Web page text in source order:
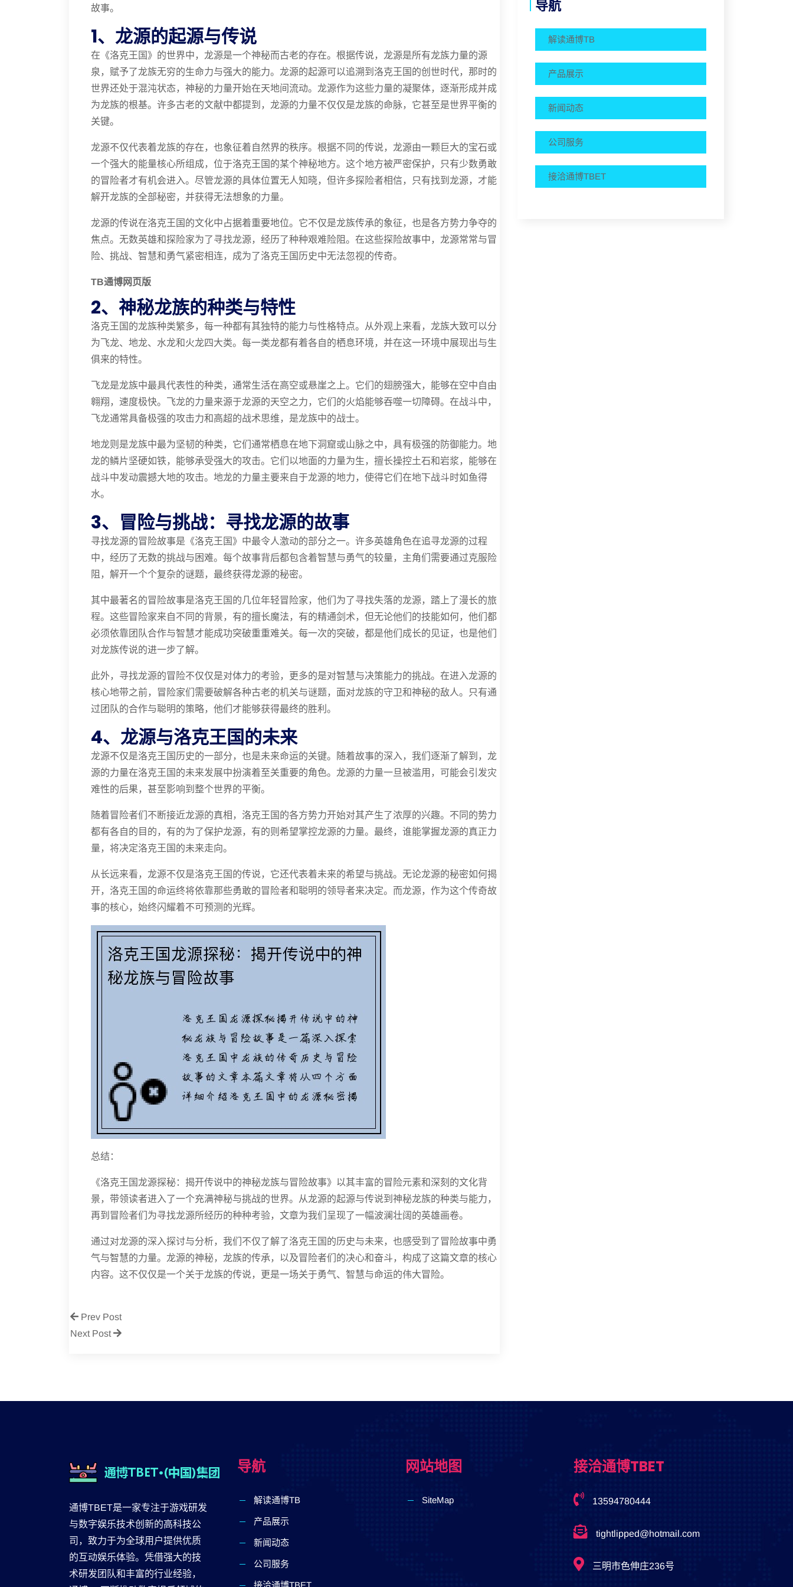
故事。
1、龙源的起源与传说
在《洛克王国》的世界中，龙源是一个神秘而古老的存在。根据传说，龙源是所有龙族力量的源
泉，赋予了龙族无穷的生命力与强大的能力。龙源的起源可以追溯到洛克王国的创世时代，那时的
世界还处于混沌状态，神秘的力量开始在天地间流动。龙源作为这些力量的凝聚体，逐渐形成并成
为龙族的根基。许多古老的文献中都提到，龙源的力量不仅仅是龙族的命脉，它甚至是世界平衡的
关键。
龙源不仅代表着龙族的存在，也象征着自然界的秩序。根据不同的传说，龙源由一颗巨大的宝石或
一个强大的能量核心所组成，位于洛克王国的某个神秘地方。这个地方被严密保护，只有少数勇敢
的冒险者才有机会进入。尽管龙源的具体位置无人知晓，但许多探险者相信，只有找到龙源，才能
解开龙族的全部秘密，并获得无法想象的力量。
龙源的传说在洛克王国的文化中占据着重要地位。它不仅是龙族传承的象征，也是各方势力争夺的
焦点。无数英雄和探险家为了寻找龙源，经历了种种艰难险阻。在这些探险故事中，龙源常常与冒
险、挑战、智慧和勇气紧密相连，成为了洛克王国历史中无法忽视的传奇。
TB通博网页版
2、神秘龙族的种类与特性
洛克王国的龙族种类繁多，每一种都有其独特的能力与性格特点。从外观上来看，龙族大致可以分
为飞龙、地龙、水龙和火龙四大类。每一类龙都有着各自的栖息环境，并在这一环境中展现出与生
俱来的特性。
飞龙是龙族中最具代表性的种类，通常生活在高空或悬崖之上。它们的翅膀强大，能够在空中自由
翱翔，速度极快。飞龙的力量来源于龙源的天空之力，它们的火焰能够吞噬一切障碍。在战斗中，
飞龙通常具备极强的攻击力和高超的战术思维，是龙族中的战士。
地龙则是龙族中最为坚韧的种类，它们通常栖息在地下洞窟或山脉之中，具有极强的防御能力。地
龙的鳞片坚硬如铁，能够承受强大的攻击。它们以地面的力量为生，擅长操控土石和岩浆，能够在
战斗中发动震撼大地的攻击。地龙的力量主要来自于龙源的地力，使得它们在地下战斗时如鱼得
水。
3、冒险与挑战：寻找龙源的故事
寻找龙源的冒险故事是《洛克王国》中最令人激动的部分之一。许多英雄角色在追寻龙源的过程
中，经历了无数的挑战与困难。每个故事背后都包含着智慧与勇气的较量，主角们需要通过克服险
阻，解开一个个复杂的谜题，最终获得龙源的秘密。
其中最著名的冒险故事是洛克王国的几位年轻冒险家，他们为了寻找失落的龙源，踏上了漫长的旅
程。这些冒险家来自不同的背景，有的擅长魔法，有的精通剑术，但无论他们的技能如何，他们都
必须依靠团队合作与智慧才能成功突破重重难关。每一次的突破，都是他们成长的见证，也是他们
对龙族传说的进一步了解。
此外，寻找龙源的冒险不仅仅是对体力的考验，更多的是对智慧与决策能力的挑战。在进入龙源的
核心地带之前，冒险家们需要破解各种古老的机关与谜题，面对龙族的守卫和神秘的敌人。只有通
过团队的合作与聪明的策略，他们才能够获得最终的胜利。
4、龙源与洛克王国的未来
龙源不仅是洛克王国历史的一部分，也是未来命运的关键。随着故事的深入，我们逐渐了解到，龙
源的力量在洛克王国的未来发展中扮演着至关重要的角色。龙源的力量一旦被滥用，可能会引发灾
难性的后果，甚至影响到整个世界的平衡。
随着冒险者们不断接近龙源的真相，洛克王国的各方势力开始对其产生了浓厚的兴趣。不同的势力
都有各自的目的，有的为了保护龙源，有的则希望掌控龙源的力量。最终，谁能掌握龙源的真正力
量，将决定洛克王国的未来走向。
从长远来看，龙源不仅是洛克王国的传说，它还代表着未来的希望与挑战。无论龙源的秘密如何揭
开，洛克王国的命运终将依靠那些勇敢的冒险者和聪明的领导者来决定。而龙源，作为这个传奇故
事的核心，始终闪耀着不可预测的光辉。
总结：
《洛克王国龙源探秘：揭开传说中的神秘龙族与冒险故事》以其丰富的冒险元素和深刻的文化背
景，带领读者进入了一个充满神秘与挑战的世界。从龙源的起源与传说到神秘龙族的种类与能力，
再到冒险者们为寻找龙源所经历的种种考验，文章为我们呈现了一幅波澜壮阔的英雄画卷。
通过对龙源的深入探讨与分析，我们不仅了解了洛克王国的历史与未来，也感受到了冒险故事中勇
气与智慧的力量。龙源的神秘，龙族的传承，以及冒险者们的决心和奋斗，构成了这篇文章的核心
内容。这不仅仅是一个关于龙族的传说，更是一场关于勇气、智慧与命运的伟大冒险。
Prev Post
Next Post
导航
解读通博TB
产品展示
新闻动态
公司服务
接洽通博TBET
通博TBET是一家专注于游戏研发
与数字娱乐技术创新的高科技公
司，致力于为全球用户提供优质
的互动娱乐体验。凭借强大的技
术研发团队和丰富的行业经验，
导航
解读通博TB
产品展示
新闻动态
公司服务
接洽通博TBET
网站地图
SiteMap
接洽通博TBET
13594780444
tightlipped@hotmail.com
三明市色伸庄236号